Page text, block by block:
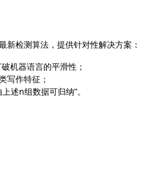
检测算法，提供针对性解决方案：
机器语言的平滑性；
写作特征；
述n组数据可归纳”。